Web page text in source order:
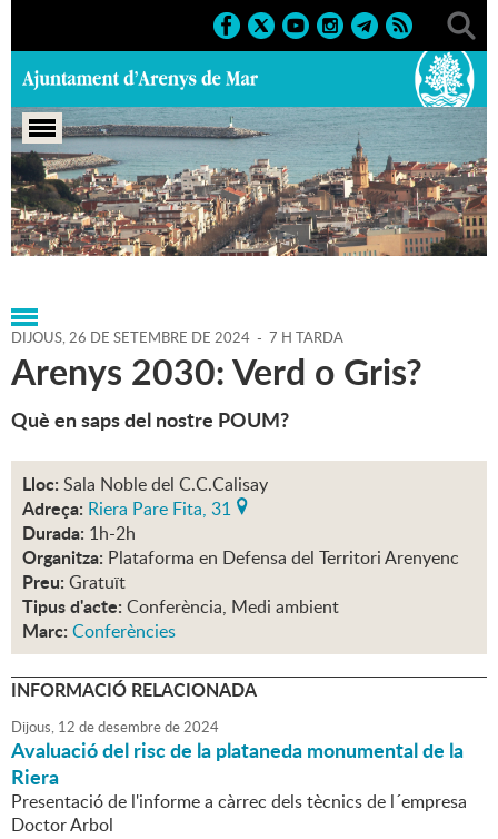
Portada > Regidories > Medi Ambient > Agenda > 26-09-
2024
DIJOUS,26 DE SETEMBRE DE 2024 - 7 H TARDA
Arenys 2030: Verd o Gris?
Què en saps del nostre POUM?
Lloc: Sala Noble del C.C.Calisay
Adreça: Riera Pare Fita, 31
Durada: 1h-2h
Organitza: Plataforma en Defensa del Territori Arenyenc
Preu: Gratuït
Tipus d'acte: Conferència, Medi ambient
Marc: Conferències
INFORMACIÓ RELACIONADA
Dijous, 12 dedesembrede2024
Avaluació del risc de la plataneda monumental de la
Riera
Presentació de l'informe a càrrec dels tècnics de l´empresa
Doctor Arbol